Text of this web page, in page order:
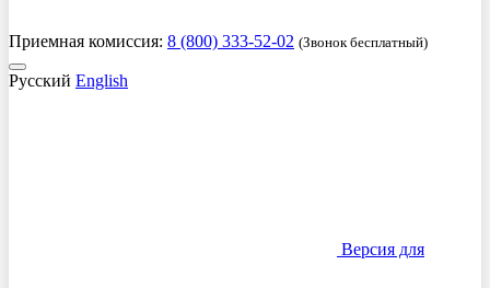
Приемная комиссия: 8 (800) 333-52-02 (Звонок бесплатный)
Русский English
Версия для